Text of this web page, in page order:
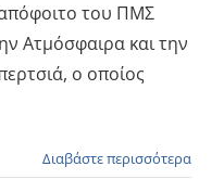
του ΠΜΣ
Ατμόσφαιρα και την
ο οποίος
Διαβάστε περισσότερα